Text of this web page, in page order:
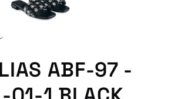
ABF-97 -